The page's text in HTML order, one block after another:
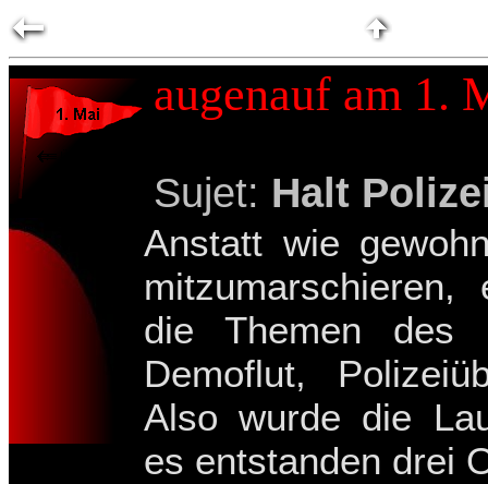
augenauf am 1.
Sujet: Halt
Anstatt wie
die Themen des
Demoflut,
Also wurde die
es entstanden drei